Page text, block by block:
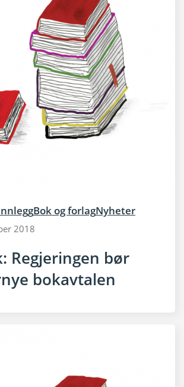
Bok og forlagNyheter
2018
Regjeringen bør
bokavtalen